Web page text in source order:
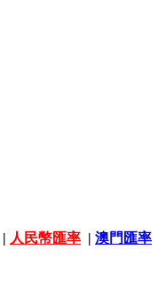
| 人民幣匯率 | 澳門匯率